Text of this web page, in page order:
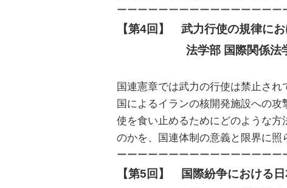
ーーーーーーーーーーーーーーーー
【第4回】　武力行使の規律に
法学部 国際関係法学科
国連憲章では武力の行使は禁止さ
国によるイランの核開発施設への
使を食い止めるためにどのような
のかを、国連体制の意義と限界に照
ーーーーーーーーーーーーーーーー
【第5回】　国際紛争における